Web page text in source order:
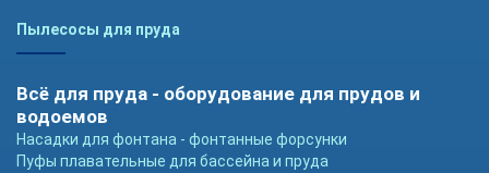
Пылесосы для пруда
Всё для пруда - оборудование для прудов и
водоемов
Насадки для фонтана - фонтанные форсунки
Пуфы плавательные для бассейна и пруда